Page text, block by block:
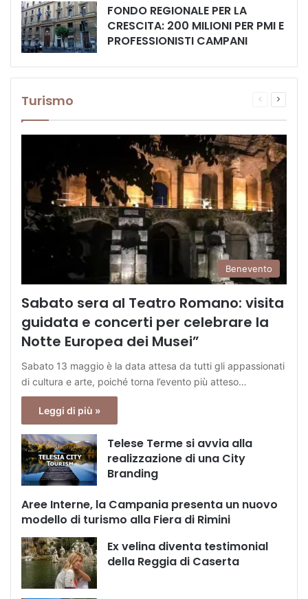
FONDO REGIONALE PER LA
CRESCITA: 200 MILIONI PER PMI E
PROFESSIONISTI CAMPANI
Turismo
Pagina
Benevento
Sabato sera al Teatro Romano: visita
guidata e concerti per celebrare la
Notte Europea dei Musei”
Sabato 13 maggio è la data attesa da tutti gli appassionati
di cultura e arte, poiché torna l’evento più atteso…
Leggi di più »
Telese Terme si avvia alla
realizzazione di una City
Branding
Aree Interne, la Campania presenta un nuovo
modello di turismo alla Fiera di Rimini
Ex velina diventa testimonial
della Reggia di Caserta